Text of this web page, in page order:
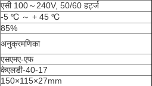
एसी 100～240V, 50/60 हर्ट्ज
-5 ℃ ～ + 45 ℃
85%
अनुक्रमणिका
एसएमए-एफ
केएलडी-40-17
150×115×27mm